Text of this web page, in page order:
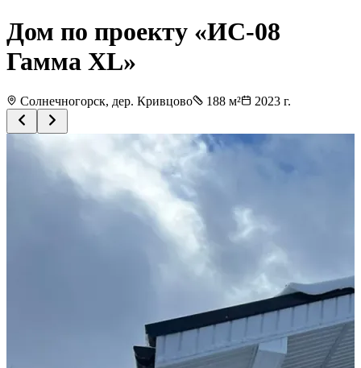
Дом по проекту «ИС-08
Гамма XL»
Солнечногорск, дер. Кривцово 188 м² 2023 г.